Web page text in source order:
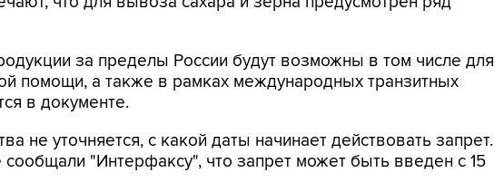
за пределы России будут возможны в том числе для
помощи, а также в рамках международных транзитных
в документе.
не уточняется, с какой даты начинает действовать запрет.
"Интерфаксу", что запрет может быть введен с 15